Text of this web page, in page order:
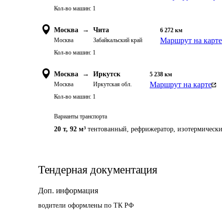
Кол-во машин: 1
Москва →
Москва
Чита
Забайкальский край
6 272 км
Маршрут на карте
Кол-во машин: 1
Москва →
Москва
Иркутск
Иркутская обл.
5 238 км
Маршрут на карте
Кол-во машин: 1
Варианты транспорта
20 т, 92 м³ тентованный, рефрижератор,
Тендерная документация
Доп. информация
водители оформлены по ТК РФ